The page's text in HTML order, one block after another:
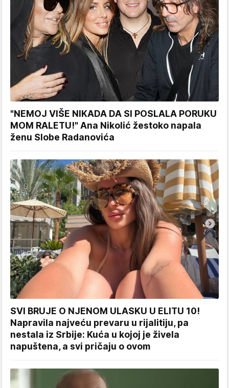
"NEMOJ VIŠE NIKADA DA SI POSLALA PORUKU
MOM RALETU!" Ana Nikolić žestoko napala
ženu Slobe Radanovića
SVI BRUJE O NJENOM ULASKU U ELITU 10!
Napravila najveću prevaru u rijalitiju, pa
nestala iz Srbije: Kuća u kojoj je živela
napuštena, a svi pričaju o ovom